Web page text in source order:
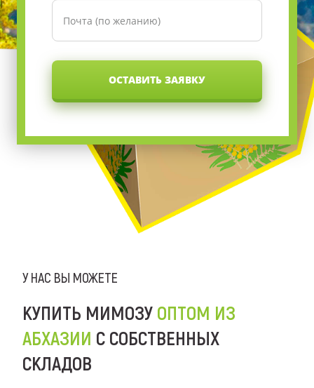
ОСТАВИТЬ ЗАЯВКУ
У НАС ВЫ МОЖЕТЕ
КУПИТЬ МИМОЗУ ОПТОМ ИЗ
АБХАЗИИ С СОБСТВЕННЫХ
СКЛАДОВ